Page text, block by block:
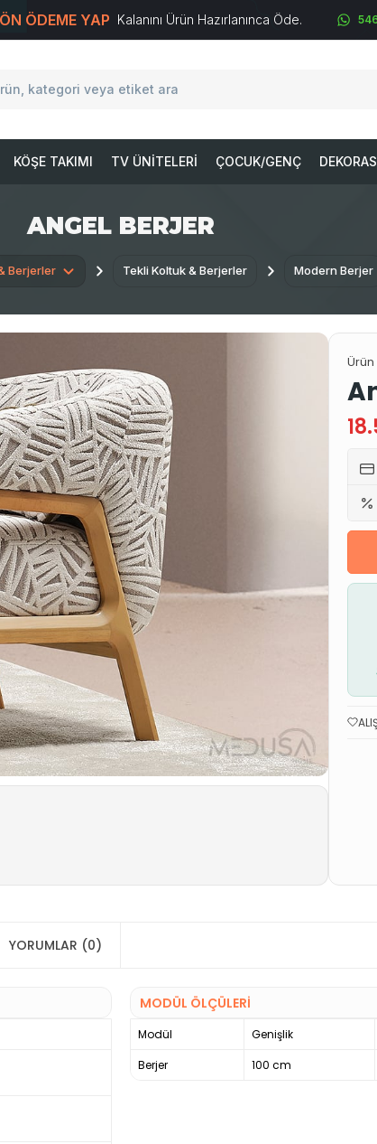
ÖDEME YAP Kalanını Ürün Hazırlanınca Öde.
KÖŞE TAKIMI TV ÜNITELERI ÇOCUK/GENÇ
ANGEL BERJER
Berjerler Tekli Koltuk & Berjerler Modern Berjer
Ürün
YORUMLAR (0)
MODÜL ÖLÇÜLERİ
Modül Genişlik
Berjer
100 cm
T-Soft E-TicaretSistemleriyle Hazırlanmıştır.